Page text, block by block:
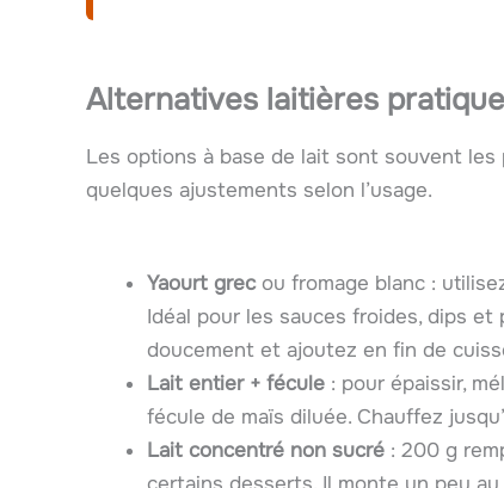
Alternatives laitières
Les options à base de lait sont souvent
quelques ajustements selon l’usage.
Yaourt grecou fromage blanc :
Idéal pour les sauces froides, dips
doucement et ajoutez en fin de
Lait entier + fécule : pour épaissir,
fécule de maïs diluée. Chauffez
Lait concentré non sucré : 200 g